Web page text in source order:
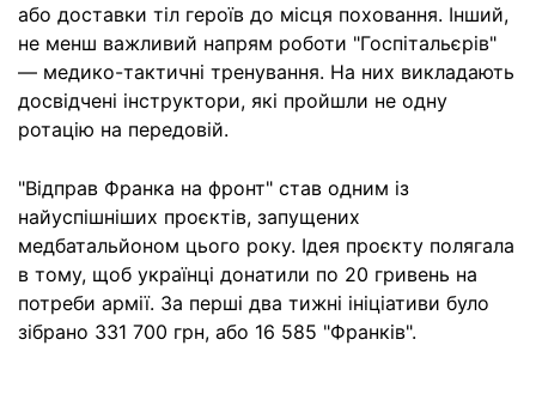
або доставки тіл героїв до місця поховання. Інший,
не менш важливий напрям роботи "Госпітальєрів"
— медико-тактичні тренування. На них викладають
досвідчені інструктори, які пройшли не одну
ротацію на передовій.
"Відправ Франка на фронт" став одним із
найуспішніших проєктів, запущених
медбатальйоном цього року. Ідея проєкту полягала
в тому, щоб українці донатили по 20 гривень на
потреби армії. За перші два тижні ініціативи було
зібрано 331 700 грн, або 16 585 "Франків".